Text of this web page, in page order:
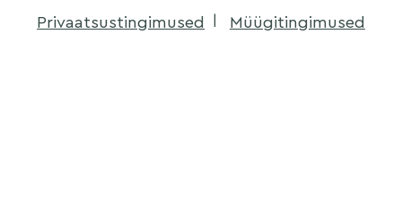
Privaatsustingimused
Müügitingimused